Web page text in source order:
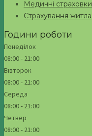
Медичні страховки
Страхування житла
Години роботи
Понеділок
08:00 - 21:00
Вівторок
08:00 - 21:00
Середа
08:00 - 21:00
Четвер
08:00 - 21:00